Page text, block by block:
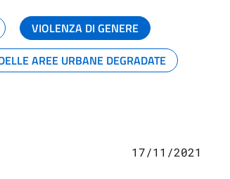
VIOLENZA DI GENERE
AREE URBANE DEGRADATE
17/11/2021